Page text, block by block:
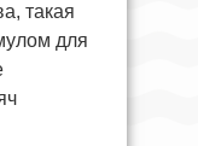
такая
для